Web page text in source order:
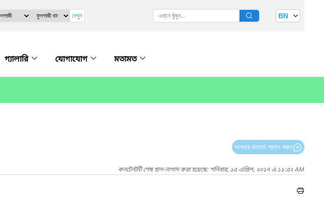
দেখুন BN
গ্যালারি যোগাযোগ মতামত
আপনার মতামত প্রদান করুন
কনটেন্টটি শেষ হাল-নাগাদ করা হয়েছে: শনিবার, ১৫ এপ্রিল, ২০১৭ এ ১১:৫২ AM